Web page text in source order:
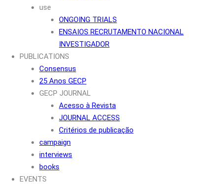
use
ONGOING TRIALS
ENSAIOS RECRUTAMENTO NACIONAL
INVESTIGADOR
PUBLICATIONS
Consensus
25 Anos GECP
GECP JOURNAL
Acesso à Revista
JOURNAL ACCESS
Critérios de publicação
campaign
interviews
books
EVENTS